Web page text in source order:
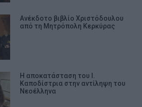
Aνέκδοτο βιβλίο Χριστόδουλου
από τη Μητρόπολη Κερκύρας
Η αποκατάσταση του Ι.
Καποδίστρια στην αντίληψη του
Νεοέλληνα